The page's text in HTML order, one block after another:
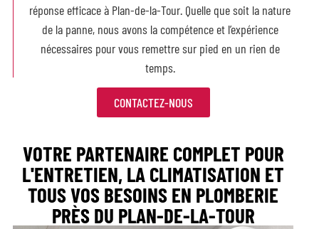
réponse efficace à Plan-de-la-Tour. Quelle que soit la nature
de la panne, nous avons la compétence et l’expérience
nécessaires pour vous remettre sur pied en un rien de
temps.
CONTACTEZ-NOUS
VOTRE PARTENAIRE COMPLET POUR
L'ENTRETIEN, LA CLIMATISATION ET
TOUS VOS BESOINS EN PLOMBERIE
PRÈS DU PLAN-DE-LA-TOUR